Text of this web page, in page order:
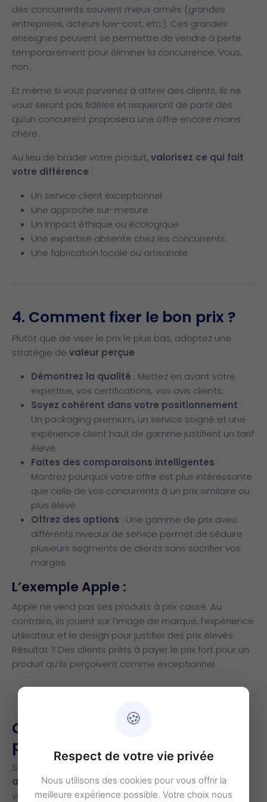
des concurrents souvent mieux armés (grandes
entreprises, acteurs low-cost, etc.). Ces grandes
enseignes peuvent se permettre de vendre à perte
temporairement pour éliminer la concurrence. Vous,
non.
Et même si vous parvenez à attirer des clients, ils ne
vous seront pas fidèles et risqueront de partir dès
qu’un concurrent proposera une offre encore moins
chère.
Au lieu de brader votre produit, valorisez ce qui fait
votre différence :
Un service client exceptionnel
Une approche sur-mesure
Un impact éthique ou écologique
Une expertise absente chez les concurrents
Une fabrication locale ou artisanale
4. Comment fixer le bon prix ?
Plutôt que de viser le prix le plus bas, adoptez une
stratégie de valeur perçue :
Démontrez la qualité : Mettez en avant votre
expertise, vos certifications, vos avis clients.
Soyez cohérent dans votre positionnement :
Un packaging premium, un service soigné et une
expérience client haut de gamme justifient un tarif
élevé.
Faites des comparaisons intelligentes :
Montrez pourquoi votre offre est plus intéressante
que celle de vos concurrents à un prix similaire ou
plus élevé.
Offrez des options : Une gamme de prix avec
différents niveaux de service permet de séduire
plusieurs segments de clients sans sacrifier vos
marges.
L’exemple Apple :
Apple ne vend pas ses produits à prix cassé. Au
contraire, ils jouent sur l’image de marque, l’expérience
utilisateur et le design pour justifier des prix élevés.
Résultat ? Des clients prêts à payer le prix fort pour un
produit qu’ils perçoivent comme exceptionnel.
Conclusion : vendre au juste
prix
Si vous vendez un produit ou un service de qualité,
assumez votre prix ! Un tarif cohérent avec votre
valeur ajoutée renforce la confiance de vos clients et
🍪
Respect de votre vie privée
Nous utilisons des cookies pour vous offrir la
meilleure expérience possible. Votre choix nous